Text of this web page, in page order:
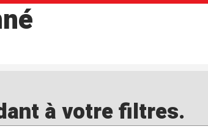
à votre filtres.